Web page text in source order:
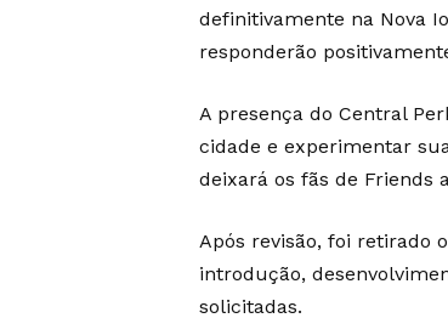
definitivamente na Nova
responderão
A presença do Central
cidade e experimentar
deixará os fãs de Friends
Após revisão, foi retirado
introdução,
solicitadas.